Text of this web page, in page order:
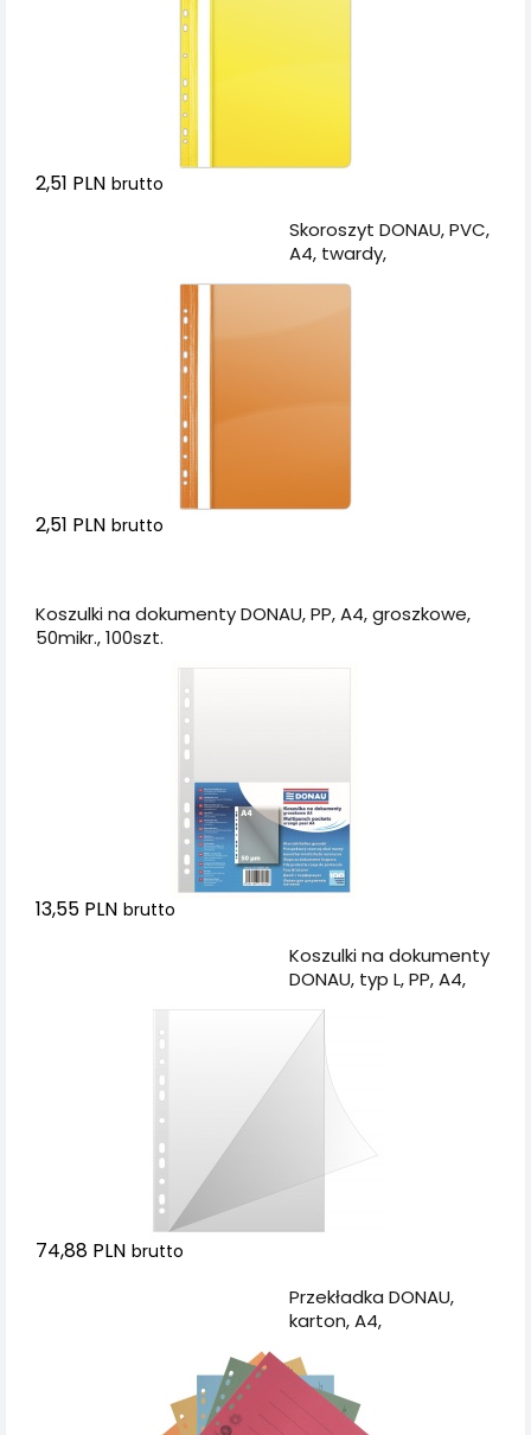
2,51 PLN brutto
Skoroszyt DONAU, PVC,
A4, twardy,
2,51 PLN brutto
Koszulki na dokumenty DONAU, PP, A4, groszkowe,
50mikr., 100szt.
13,55 PLN brutto
Koszulki na dokumenty
DONAU, typ L, PP, A4,
74,88 PLN brutto
Przekładka DONAU,
karton, A4,
karta, mix kolorów